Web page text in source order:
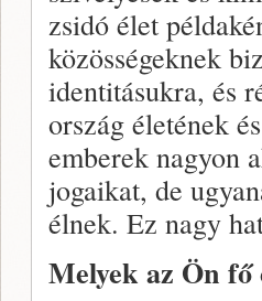
zsidó élet
közösségeknek
identitásukra, és
ország életének
emberek nagyon
jogaikat, de
élnek. Ez nagy
Melyek az Ön